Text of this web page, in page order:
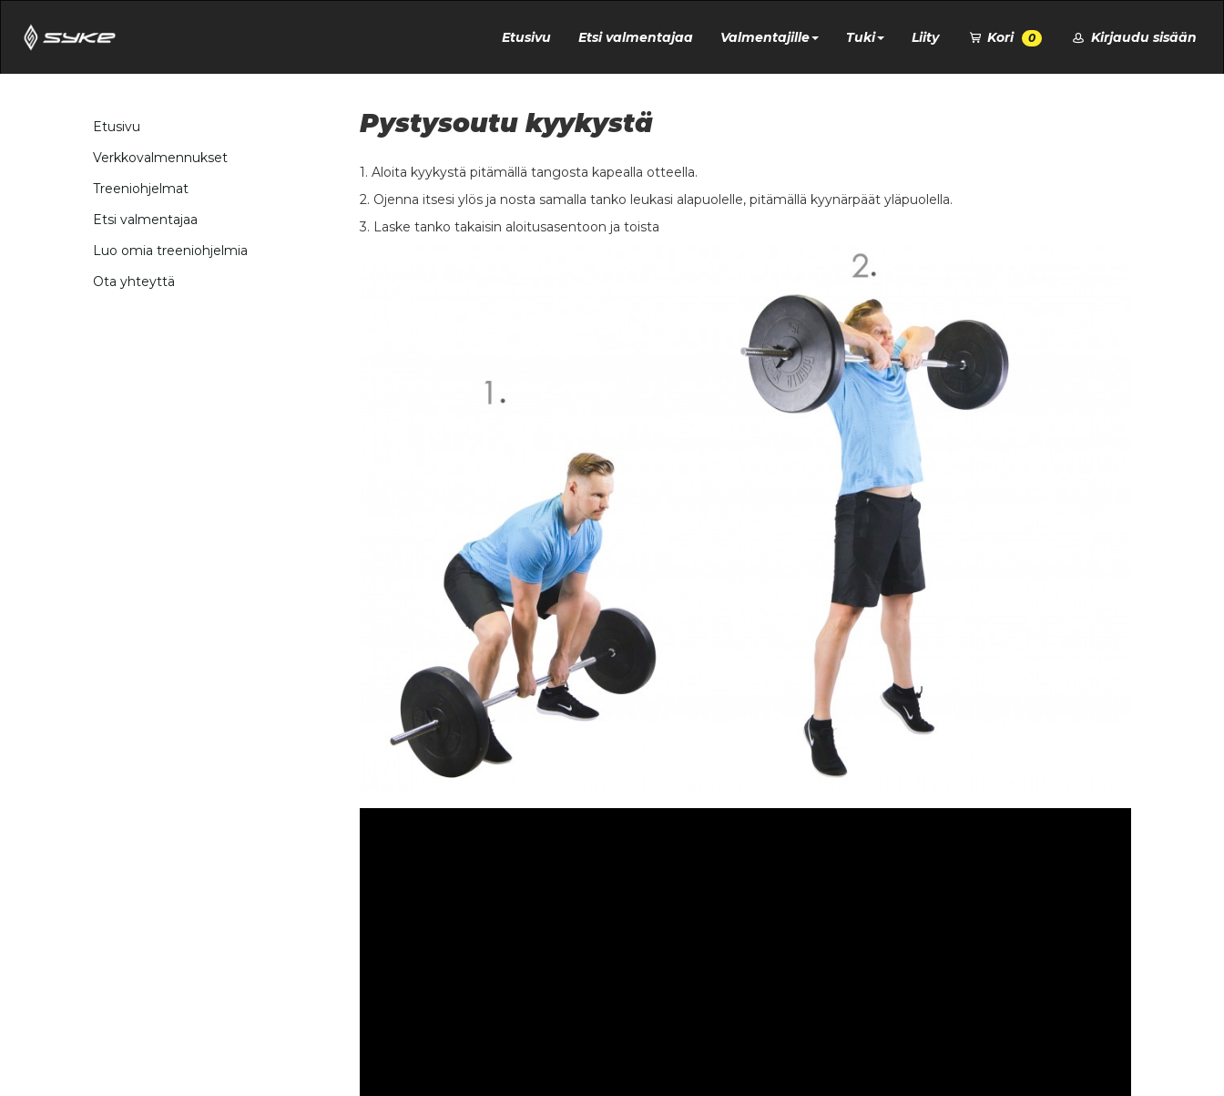
Etusivu Etsi valmentajaa Valmentajille Tuki Liity Kori 0 Kirjaudu sisään
Etusivu
Verkkovalmennukset
Treeniohjelmat
Etsi valmentajaa
Luo omia treeniohjelmia
Ota yhteyttä
Pystysoutu kyykystä
1. Aloita kyykystä pitämällä tangosta kapealla otteella.
2. Ojenna itsesi ylös ja nosta samalla tanko leukasi alapuolelle, pitämällä kyynärpäät yläpuolella.
3. Laske tanko takaisin aloitusasentoon ja toista